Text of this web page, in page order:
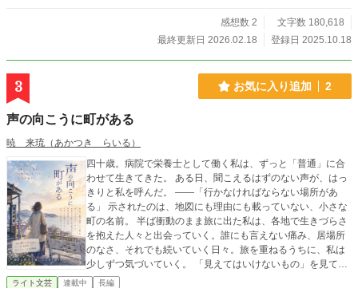
受ける。 しかしデートの練習は、思ってもみない事態に陥っ
てしまう。 その結果に悩んだ末に理生は…。 思い込みからと
ングオメガバースです。 毎日19:30更新予定。 ■登場人物 佐
倉理生（さくら・りお）オメガ 22歳 長谷川啓（はせが
です オメガバースの世界です。 タグは物語の進行とともに増
減します。 男性妊娠表現、あります。 割と物語のはじめの方
でご注意ください。 ⌘ ⌘ ⌘ 理生は作者過去作の
『きらきらオメガは子種が欲しい！ ～婚約破棄って言うのな
らこっちももらうものもらいますっ～』の綺良と雅臣や、
『勘違いへたれアルファと一途つよかわオメガ──ずっと好き
だったのは、自分だけだと思ってた 』に登場する裕吾と翠の
同級生で友人です。 当作品は「きらきらオメガ～」の2年ほ
ど後、「勘違いへたれアルファ～」の半年ほど前という時系
列です。 過去作の登場人物はちらちらと登場しますが、それ
ぞれ独立した作品なので過去作を未読でも問題なくお読みい
感想数 2
文字数 180,618
最終更新日 2026.02.18
登録日 2025.10.18
3 お気に入り追加 2
声の向こうに町がある
暁 来琉（あかつき らいる）
四十歳。病院で栄養士として働く私は、ずっと「普通」に合
わせて生きてきた。 ある日、聞こえるはずのない声が、はっ
きりと私を呼んだ。 ――「行かなければならない場所があ
る」 示されたのは、地図にも理由にも載っていない、小さな
町の名前。 半ば衝動のまま旅に出た私は、各地で生きづらさ
を抱えた人々と出会っていく。誰にも言えない痛み、居場所
のなさ、それでも続いていく日々。旅を重ねるうちに、私は
少しずつ気づいていく。 「見えてはいけないもの」を見てい
るこの感覚が、ただの間違いではないのかもしれない、と。
ライト文芸 連載中 長編